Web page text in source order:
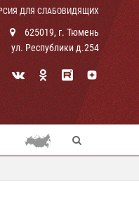
ДЛЯ СЛАБОВИДЯЩИХ
625019, г. Тюмень
ул. Республики д.254